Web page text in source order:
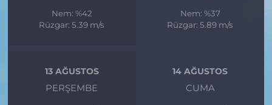
Nem: %42
Rüzgar: 5.39 m/s
Nem: %37
Rüzgar: 5.89 m/s
13 AĞUSTOS
PERŞEMBE
14 AĞUSTOS
CUMA